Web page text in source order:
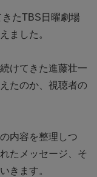
たTBS日曜劇場
ました。
けてきた進藤壮一
たのか、視聴者の
内容を整理しつ
たメッセージ、そ
きます。